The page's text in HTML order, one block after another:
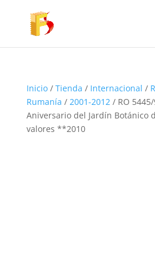
Inicio/ Tienda / Internacional /
Rumanía / 2001-2012/ RO
Aniversario del Jardín Botánico
valores **2010